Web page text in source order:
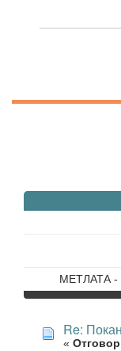
МЕТЛАТА -
Re:
« Отговор